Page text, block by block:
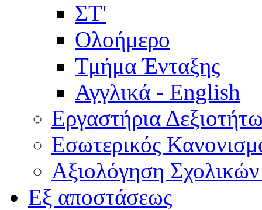
ΣΤ'
Ολοήμερο
Τμήμα Ένταξης
Αγγλικά - English
Εργαστήρια
Εσωτερικός
Αξιολόγηση
Εξ αποστάσεως